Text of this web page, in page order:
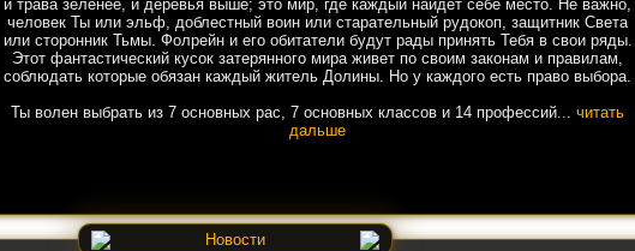
и трава зеленее, и деревья выше; это мир, где каждый найдет себе место. Не важно,
человек Ты или эльф, доблестный воин или старательный рудокоп, защитник Света
или сторонник Тьмы. Фолрейн и его обитатели будут рады принять Тебя в свои ряды.
Этот фантастический кусок затерянного мира живет по своим законам и правилам,
соблюдать которые обязан каждый житель Долины. Но у каждого есть право выбора.
Ты волен выбрать из 7 основных рас, 7 основных классов и 14 профессий... читать
дальше
Новости